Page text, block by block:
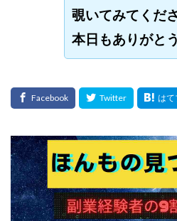
覗いてみてくださ
本日もありがと